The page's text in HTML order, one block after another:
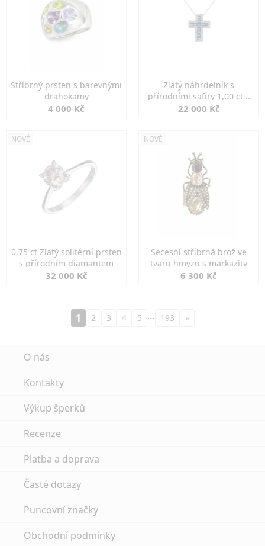
Stříbrný prsten s barevnými
drahokamy
4 000 Kč
Zlatý náhrdelník s
přírodními safíry 1,00 ct a
diamanty
22 000 Kč
NOVÉ
0,75 ct Zlatý solitérní prsten
s přírodním diamantem
32 000 Kč
NOVÉ
Secesní stříbrná brož ve
tvaru hmyzu s markazity
6 300 Kč
1 2 3 4 5 … 193 »
O nás
Kontakty
Výkup šperků
Recenze
Platba a doprava
Časté dotazy
Puncovní značky
Obchodní podmínky